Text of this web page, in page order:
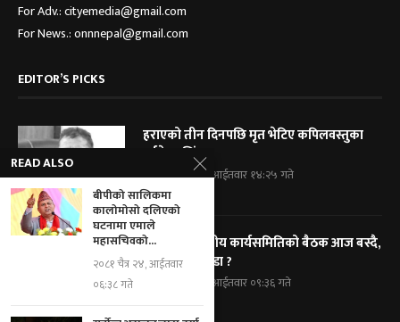
For Adv.: cityemedia@gmail.com
For News.: onnnepal@gmail.com
EDITOR’S PICKS
हराएको तीन दिनपछि मृत भेटिए कपिलवस्तुका
पूर्वमेयर सिंह
२०८३ श्रावण २४, आईतवार १४:२५ गते
कांग्रेसको केन्द्रीय कार्यसमितिको बैठक आज बस्दै,
के के छन् एजेण्डा ?
२०८३ श्रावण २४, आईतवार ०९:३६ गते
READ ALSO
बीपीको सालिकमा
कालोमोसो दलिएको
घटनामा एमाले
महासचिवको...
२०८१ चैत्र २४, आईतवार
०६:३८ गते